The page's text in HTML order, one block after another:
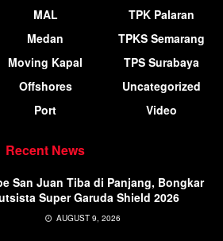
MAL
Medan
Moving Kapal
Offshores
Port
TPK Palaran
TPKS Semarang
TPS Surabaya
Uncategorized
Video
Recent News
San Juan Tiba di Panjang, Bongkar
Super Garuda Shield 2026
AUGUST 9, 2026